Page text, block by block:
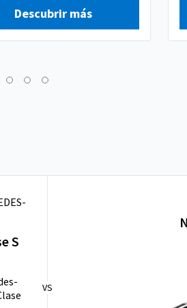
Descubrir más
S
VS